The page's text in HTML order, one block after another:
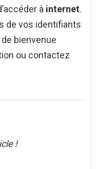
à internet.
de vos identifiants
bienvenue
ou contactez
!